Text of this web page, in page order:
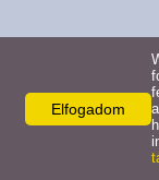
Elfogadom